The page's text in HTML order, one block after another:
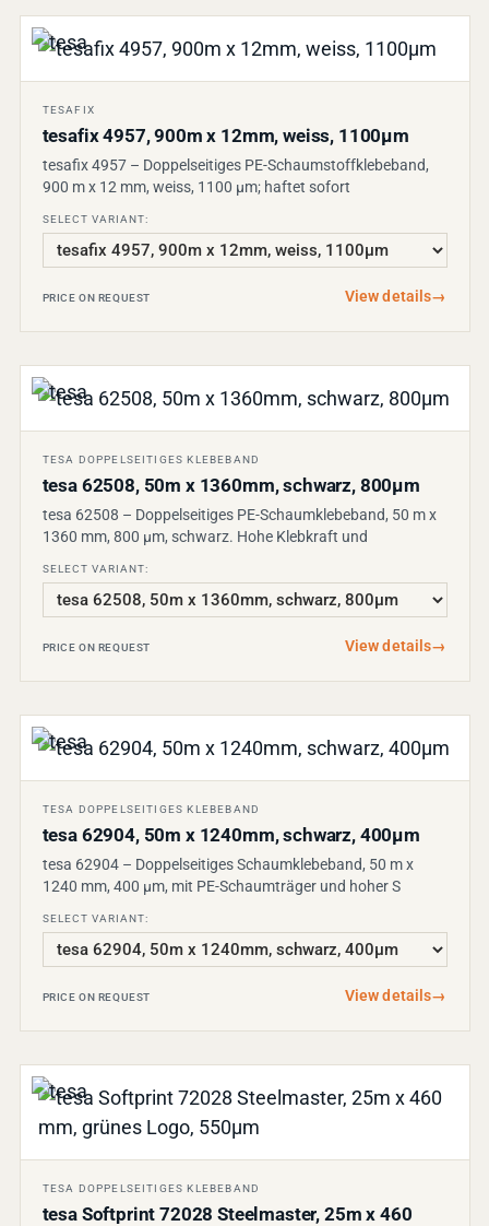
TESAFIX
tesafix 4957, 900m x 12mm, weiss, 1100µm
tesafix 4957 – Doppelseitiges PE-Schaumstoffklebeband,
900 m x 12 mm, weiss, 1100 µm; haftet sofort
SELECT VARIANT:
PRICE ON REQUEST View details→
TESA DOPPELSEITIGES KLEBEBAND
tesa 62508, 50m x 1360mm, schwarz, 800µm
tesa 62508 – Doppelseitiges PE-Schaumklebeband, 50 m x
1360 mm, 800 µm, schwarz. Hohe Klebkraft und
SELECT VARIANT:
PRICE ON REQUEST View details→
TESA DOPPELSEITIGES KLEBEBAND
tesa 62904, 50m x 1240mm, schwarz, 400µm
tesa 62904 – Doppelseitiges Schaumklebeband, 50 m x
1240 mm, 400 µm, mit PE-Schaumträger und hoher S
SELECT VARIANT:
PRICE ON REQUEST View details→
TESA DOPPELSEITIGES KLEBEBAND
tesa Softprint 72028 Steelmaster, 25m x 460